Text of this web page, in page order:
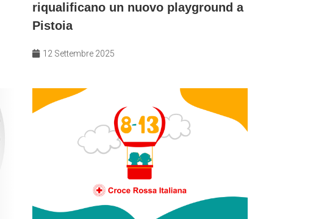
riqualificano un nuovo playground a
Pistoia
12 Settembre 2025